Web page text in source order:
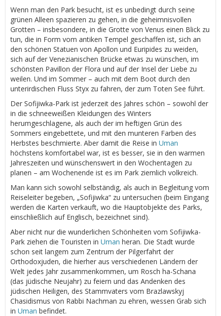
Wenn man den Park besucht, ist es unbedingt durch seine
grünen Alleen spazieren zu gehen, in die geheimnisvollen
Grotten – insbesondere, in die Grotte von Venus einen Blick zu
tun, die in Form vom antiken Tempel geschaffen ist, sich an
den schönen Statuen von Apollon und Euripides zu weiden,
sich auf der Venezianischen Brücke etwas zu wünschen, im
schönsten Pavillon der Flora und auf der Insel der Liebe zu
weilen. Und im Sommer – auch mit dem Boot durch den
unterirdischen Fluss Styx zu fahren, der zum Toten See führt.
Der Sofijiwka-Park ist jederzeit des Jahres schön – sowohl der
in die schneeweißen Kleidungen des Winters
herumgeschlagene, als auch der im heftigen Grün des
Sommers eingebettete, und mit den munteren Farben des
Herbstes beschmierte. Aber damit die Reise in Uman
höchstens komfortabel war, ist es besser, sie in den warmen
Jahreszeiten und wünschenswert in den Wochentagen zu
planen – am Wochenende ist es im Park ziemlich volkreich.
Man kann sich sowohl selbständig, als auch in Begleitung vom
Reiseleiter begeben, „Sofijiwka“ zu untersuchen (beim Eingang
werden die Karten verkauft, wo die Hauptobjekte des Parks,
einschließlich auf Englisch, bezeichnet sind).
Aber nicht nur die wunderlichen Schönheiten vom Sofijiwka-
Park ziehen die Touristen in Uman heran. Die Stadt wurde
schon seit langem zum Zentrum der Pilgerfahrt der
Orthodoxjuden, die hierher aus verschiedenen Ländern der
Welt jedes Jahr zusammenkommen, um Rosch ha-Schana
(das jüdische Neujahr) zu feiern und das Andenken des
jüdischen Heiligen, des Stammvaters vom Brazlawskyj
Chasidismus von Rabbi Nachman zu ehren, wessen Grab sich
in Uman befindet.